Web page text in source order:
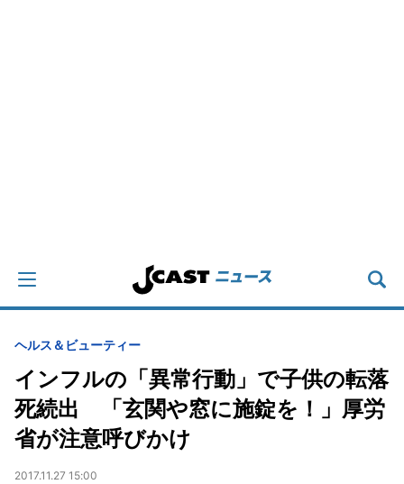
ヘルス＆ビューティー
インフルの「異常行動」で子供の転落
死続出 「玄関や窓に施錠を！」厚労
省が注意呼びかけ
2017.11.27 15:00